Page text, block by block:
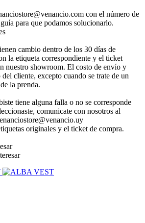
con el número de
para que podamos solucionarlo.
cambio dentro de los 30 días de
la etiqueta correspondiente y el ticket
nuestro showroom. El costo de envío y
cliente, excepto cuando se trate de un
la prenda.
tiene alguna falla o no se corresponde
comunicate con nosotros al
originales y el ticket de compra.